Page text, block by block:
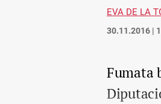
EVA DE LA
30.11.2016 |
Fumata